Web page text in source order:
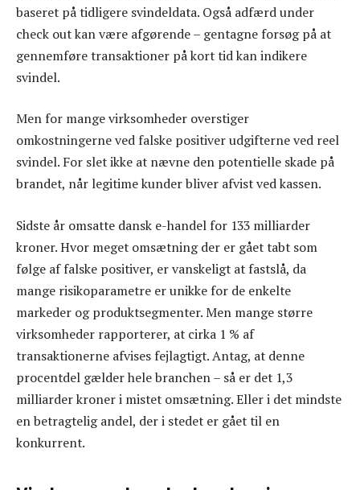
baseret på tidligere svindeldata. Også adfærd under
check out kan være afgørende – gentagne forsøg på at
gennemføre transaktioner på kort tid kan indikere
svindel.
Men for mange virksomheder overstiger
omkostningerne ved falske positiver udgifterne ved reel
svindel. For slet ikke at nævne den potentielle skade på
brandet, når legitime kunder bliver afvist ved kassen.
Sidste år omsatte dansk e-handel for 133 milliarder
kroner. Hvor meget omsætning der er gået tabt som
følge af falske positiver, er vanskeligt at fastslå, da
mange risikoparametre er unikke for de enkelte
markeder og produktsegmenter. Men mange større
virksomheder rapporterer, at cirka 1 % af
transaktionerne afvises fejlagtigt. Antag, at denne
procentdel gælder hele branchen – så er det 1,3
milliarder kroner i mistet omsætning. Eller i det mindste
en betragtelig andel, der i stedet er gået til en
konkurrent.